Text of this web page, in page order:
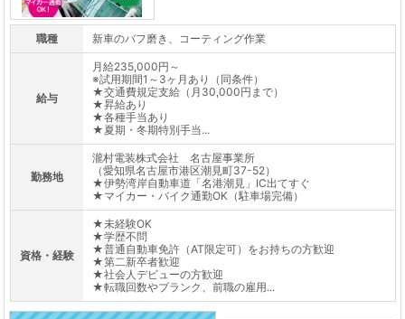
職種 新車のバフ磨き、コーティング作業
給与
月給235,000円～
※試用期間1～3ヶ月あり（同条件）
★交通費規定支給（月30,000円まで）
★昇給あり
★各種手当あり
★夏期・冬期特別手当...
勤務地
瀧村電装株式会社 名古屋事業所
（愛知県名古屋市港区潮見町37-52）
★伊勢湾岸自動車道「名港潮見」IC出てすぐ
★マイカー・バイク通勤OK（駐車場完備）
資格・経験
★未経験OK
★学歴不問
★普通自動車免許（AT限定可）をお持ちの方歓迎
★第二新卒者歓迎
★社会人デビューの方歓迎
★転職回数やブランク、前職の雇用...